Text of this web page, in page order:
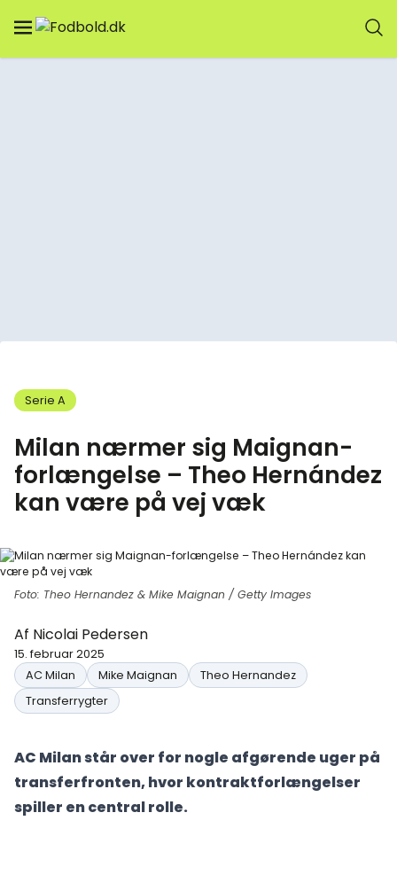
Serie A
Milan nærmer sig Maignan-
forlængelse – Theo Hernández
kan være på vej væk
Foto: Theo Hernandez & Mike Maignan / Getty Images
Af Nicolai Pedersen
15. februar 2025
AC Milan
Mike Maignan
Theo Hernandez
Transferrygter
AC Milan står over for nogle afgørende uger på
transferfronten, hvor kontraktforlængelser
spiller en central rolle.